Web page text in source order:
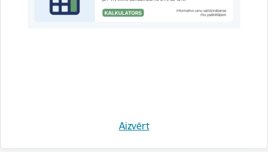
Aizvērt
Prasības attiecībā uz troksni
Iekšējie normatīvie akti